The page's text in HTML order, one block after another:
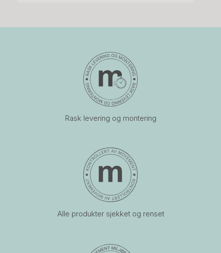
Rask levering og montering
Alle produkter sjekket og renset